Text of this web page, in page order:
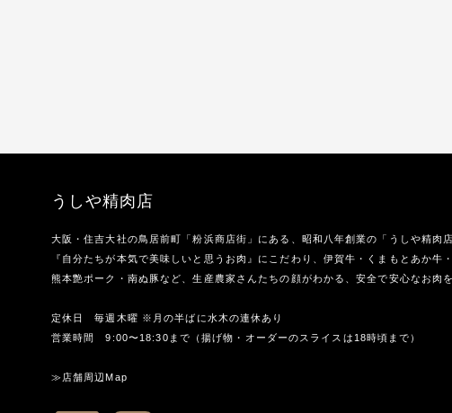
うしや精肉店
大阪・住吉大社の鳥居前町「粉浜商店街」にある、昭和八年創業の「うしや精肉店
『自分たちが本気で美味しいと思うお肉』にこだわり、伊賀牛・くまもとあか牛
熊本艶ポーク・南ぬ豚など、生産農家さんたちの顔がわかる、安全で安心なお肉
定休日 毎週木曜 ※月の半ばに水木の連休あり
営業時間 9:00〜18:30まで（揚げ物・オーダーのスライスは18時頃まで）
≫店舗周辺Map